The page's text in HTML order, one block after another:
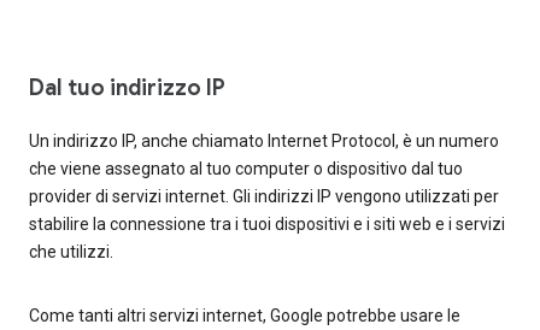
Dal tuo indirizzo IP
Un indirizzo IP, anche chiamato Internet Protocol, è un numero
che viene assegnato al tuo computer o dispositivo dal tuo
provider di servizi internet. Gli indirizzi IP vengono utilizzati per
stabilire la connessione tra i tuoi dispositivi e i siti web e i servizi
che utilizzi.
Come tanti altri servizi internet, Google potrebbe usare le